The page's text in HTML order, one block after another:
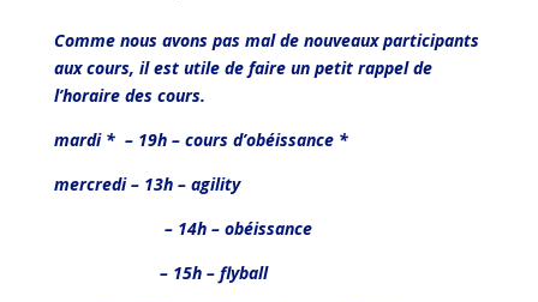
Comme nous avons pas mal de nouveaux participants
aux cours, il est utile de faire un petit rappel de
l’horaire des cours.
mardi * – 19h – cours d’obéissance *
mercredi – 13h – agility
– 14h – obéissance
– 15h – flyball